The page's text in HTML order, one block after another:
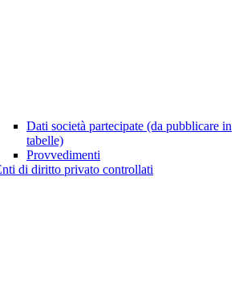
Dati società partecipate (da pubblicare in
tabelle)
Provvedimenti
di diritto privato controllati